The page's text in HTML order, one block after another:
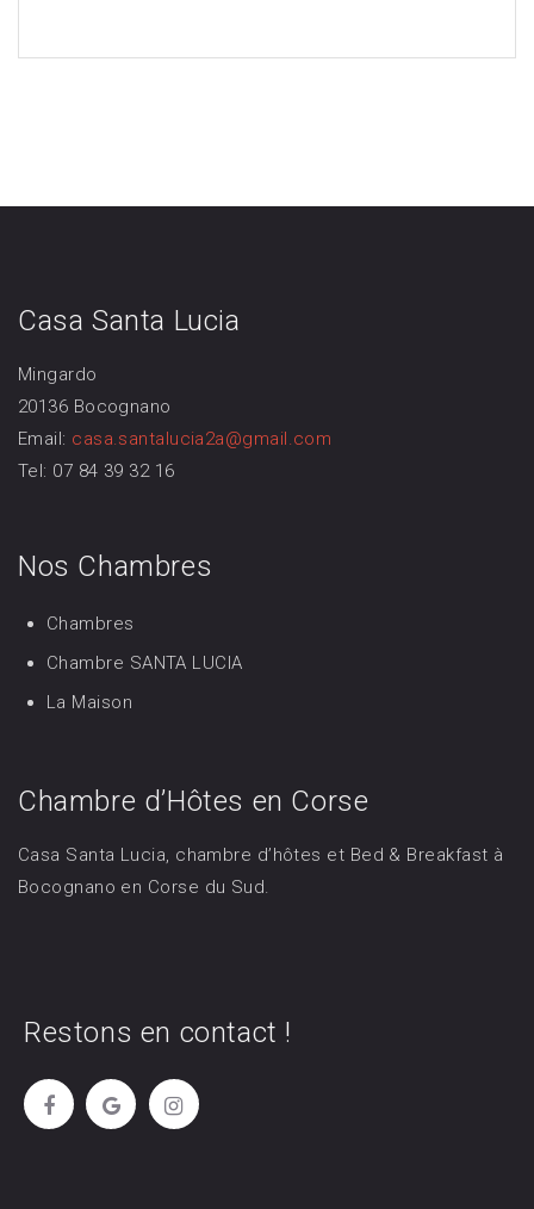
Casa Santa Lucia
Mingardo
20136 Bocognano
Email: casa.santalucia2a@gmail.com
Tel: 07 84 39 32 16
Nos Chambres
Chambres
Chambre SANTA LUCIA
La Maison
Chambre d’Hôtes en Corse
Casa Santa Lucia, chambre d’hôtes et Bed & Breakfast à
Bocognano en Corse du Sud.
Restons en contact !